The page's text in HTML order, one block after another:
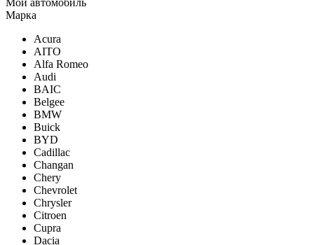
Мой автомобиль
Марка
Acura
AITO
Alfa Romeo
Audi
BAIC
Belgee
BMW
Buick
BYD
Cadillac
Changan
Chery
Chevrolet
Chrysler
Citroen
Cupra
Dacia